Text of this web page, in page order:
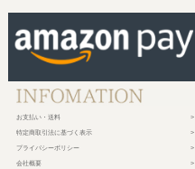
お支払い・送料
特定商取引法に基づく表示
プライバシーポリシー
会社概要